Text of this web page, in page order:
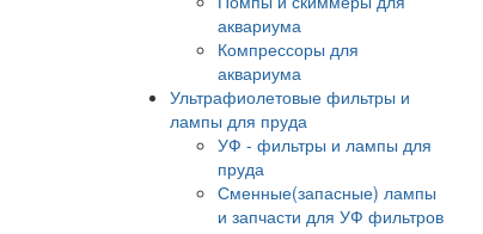
аквариума
Компрессоры для
аквариума
Ультрафиолетовые фильтры и
лампы для пруда
УФ - фильтры и лампы для
пруда
Сменные(запасные) лампы
и запчасти для УФ фильтров